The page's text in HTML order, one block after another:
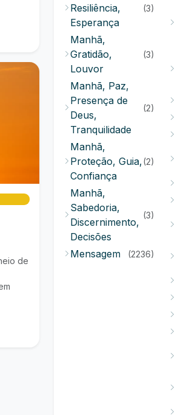
de
Resiliência,
Esperança
(3)
Manhã,
Gratidão,
Louvor
(3)
Manhã, Paz,
Presença de
Deus,
Tranquilidade
(2)
Manhã,
Proteção, Guia,
Confiança
(2)
Manhã,
Sabedoria,
Discernimento,
Decisões
(3)
Mensagem (2236)